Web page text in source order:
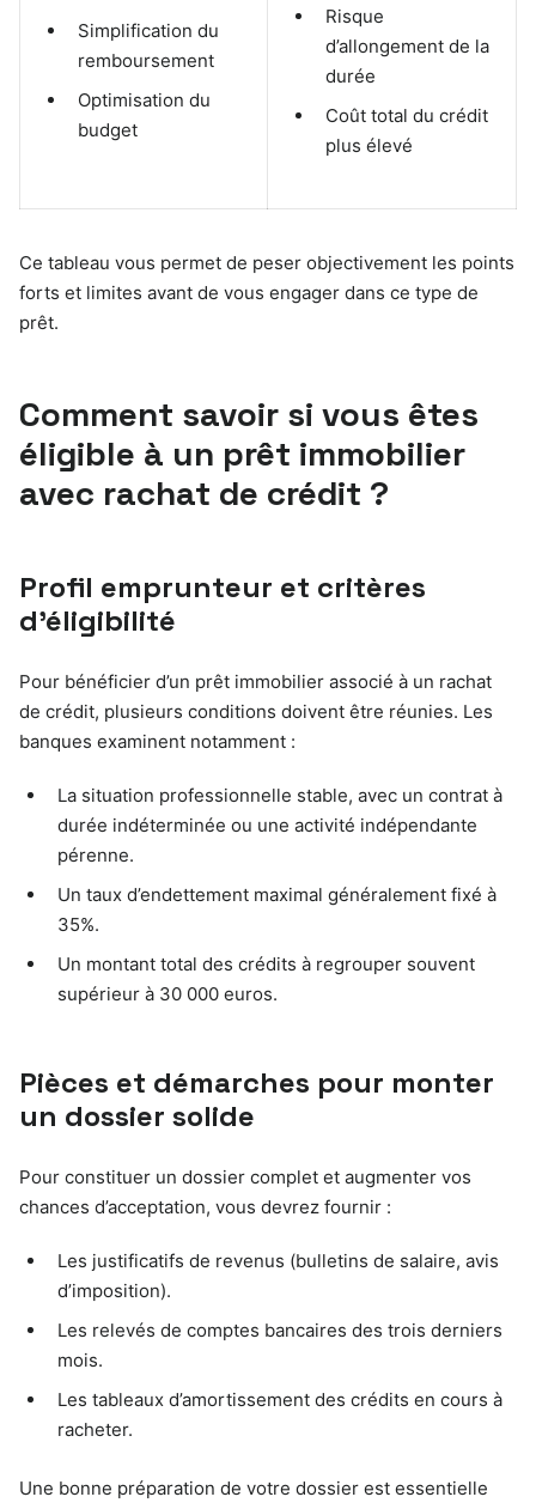
Simplification du
remboursement
Optimisation du
budget
Risque
d’allongement de la
durée
Coût total du crédit
plus élevé
Ce tableau vous permet de peser objectivement les points
forts et limites avant de vous engager dans ce type de
prêt.
Comment savoir si vous êtes
éligible à un prêt immobilier
avec rachat de crédit ?
Profil emprunteur et critères
d’éligibilité
Pour bénéficier d’un prêt immobilier associé à un rachat
de crédit, plusieurs conditions doivent être réunies. Les
banques examinent notamment :
La situation professionnelle stable, avec un contrat à
durée indéterminée ou une activité indépendante
pérenne.
Un taux d’endettement maximal généralement fixé à
35%.
Un montant total des crédits à regrouper souvent
supérieur à 30 000 euros.
Pièces et démarches pour monter
un dossier solide
Pour constituer un dossier complet et augmenter vos
chances d’acceptation, vous devrez fournir :
Les justificatifs de revenus (bulletins de salaire, avis
d’imposition).
Les relevés de comptes bancaires des trois derniers
mois.
Les tableaux d’amortissement des crédits en cours à
racheter.
Une bonne préparation de votre dossier est essentielle